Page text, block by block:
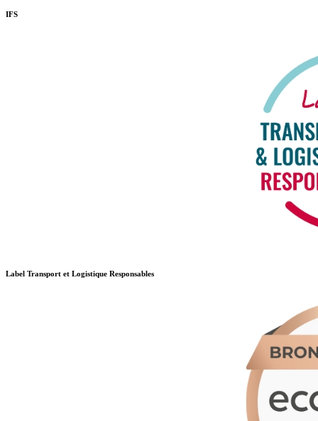
IFS
Label Transport et Logistique Responsables